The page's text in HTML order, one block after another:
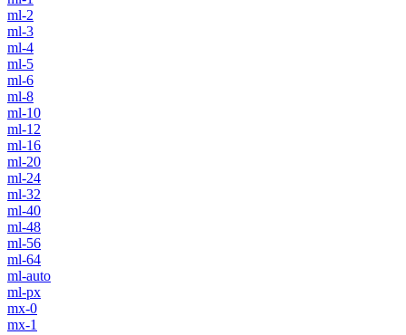
ml-2
ml-3
ml-4
ml-5
ml-6
ml-8
ml-10
ml-12
ml-16
ml-20
ml-24
ml-32
ml-40
ml-48
ml-56
ml-64
ml-auto
ml-px
mx-0
mx-1